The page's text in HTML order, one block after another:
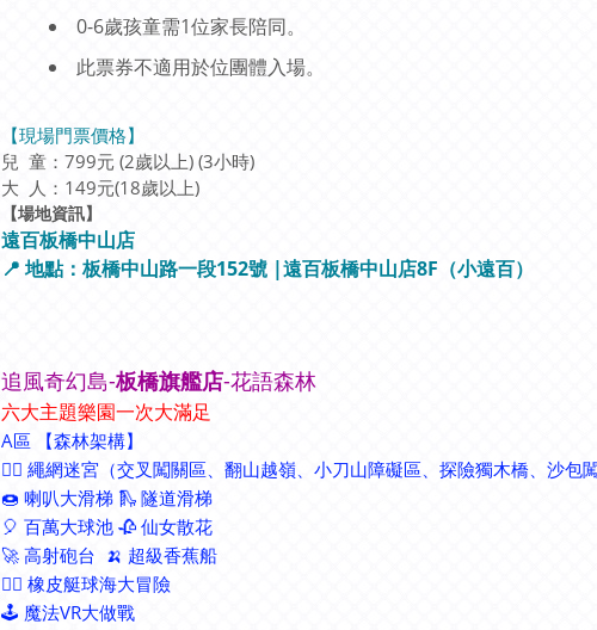
0-6歲孩童需1位家長陪同。
此票券不適用於位團體入場。
【現場門票價格】
兒 童：799元 (2歲以上) (3小時)
大 人：149元(18歲以上)
【場地資訊】
遠百板橋中山店
📍 地點：板橋中山路一段152號 |遠百板橋中山店8F（小遠百）
追風奇幻島-板橋旗艦店-花語森林
六大主題樂園一次大滿足
A區 【森林架構】
🧗‍♂ 繩網迷宮（交叉闖關區、翻山越嶺、小刀山障礙區、探險獨木橋、沙
🍩 喇叭大滑梯 🛝 隧道滑梯
🎈 百萬大球池 🥀 仙女散花
🚀 高射砲台 🍌 超級香蕉船
🚣‍♀ 橡皮艇球海大冒險
🕹 魔法VR大做戰